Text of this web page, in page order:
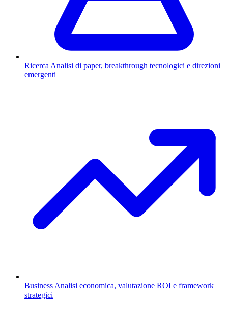
Ricerca Analisi di paper, breakthrough tecnologici e direzioni
emergenti
Business Analisi economica, valutazione ROI e framework
strategici